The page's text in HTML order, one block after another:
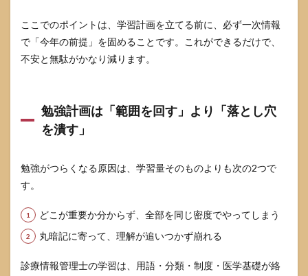
ここでのポイントは、学習計画を立てる前に、必ず一次情報
で「今年の前提」を固めることです。これができるだけで、
不安と無駄がかなり減ります。
勉強計画は「範囲を回す」より「落とし穴
を潰す」
勉強がつらくなる原因は、学習量そのものよりも次の2つで
す。
どこが重要か分からず、全部を同じ密度でやってしまう
丸暗記に寄って、理解が追いつかず崩れる
診療情報管理士の学習は、用語・分類・制度・医学基礎が絡